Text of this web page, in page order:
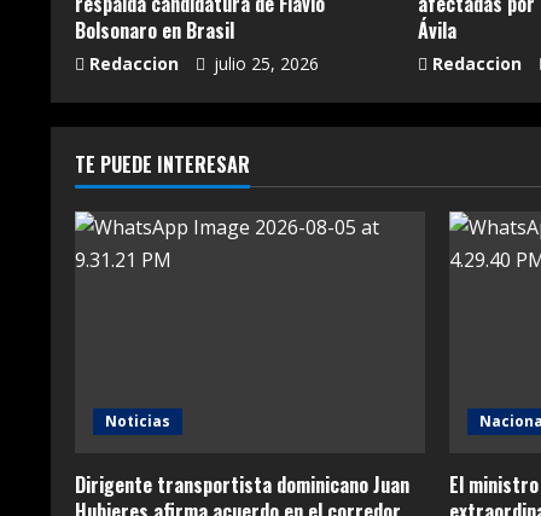
Bolsonaro en Brasil
Redaccion julio 25, 2026
Ávila
Redaccion
TE PUEDE INTERESAR
Noticias
Dirigente transportista dominicano Juan
El